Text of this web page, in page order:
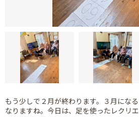
もう少しで２月が終わります。３月にな
なりますね。今日は、足を使ったレクリ